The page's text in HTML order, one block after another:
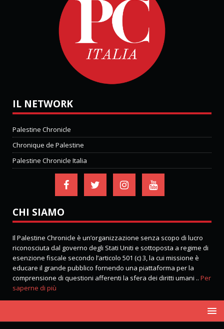
IL NETWORK
Palestine Chronicle
Chronique de Palestine
Palestine Chronicle Italia
CHI SIAMO
Il Palestine Chronicle è un’organizzazione senza scopo di lucro
riconosciuta dal governo degli Stati Uniti e sottoposta a regime di
esenzione fiscale secondo l’articolo 501 (c) 3, la cui missione è
educare il grande pubblico fornendo una piattaforma per la
comprensione di questioni afferenti la sfera dei diritti umani .. Per
saperne di più